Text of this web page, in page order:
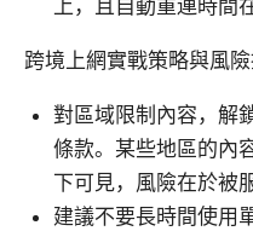
上，且自動重連時間
跨境上網實戰策略與風
對區域限制內容，解
條款。某些地區的內
下可見，風險在於被
建議不要長時間使用